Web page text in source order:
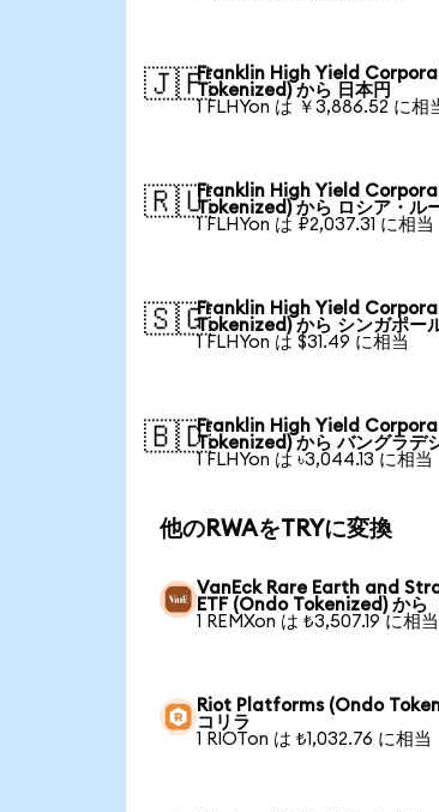
🇯🇵Franklin High Yield
Tokenized) から 日本円
1 FLHYon は ￥3,886.52 に相
🇷🇺Franklin High Yield
Tokenized) から ロシア・ル
1 FLHYon は ₽2,037.31 に相当
🇸🇬Franklin High Yield
Tokenized) から シンガポー
1 FLHYon は $31.49 に相当
🇧🇩Franklin High Yield
Tokenized) から バングラデ
1 FLHYon は ৳3,044.13 に相当
他のRWAをTRYに変換
VanEck Rare Earth and
ETF (Ondo Tokenized) から
1 REMXon は ₺3,507.19 に相当
Riot Platforms (Ondo
コリラ
1 RIOTon は ₺1,032.76 に相当